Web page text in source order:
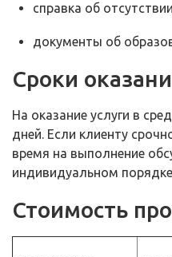
справка об
документы об
Сроки
На оказание услуги в
дней. Если клиенту
время на выполнение
индивидуальном
Стоимость